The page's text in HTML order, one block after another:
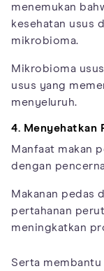
menemukan
kesehatan usus
mikrobioma.
Mikrobioma
usus yang
menyeluruh.
4. Menyehatkan
Manfaat makan
dengan
Makanan pedas
pertahanan
meningkatkan
Serta